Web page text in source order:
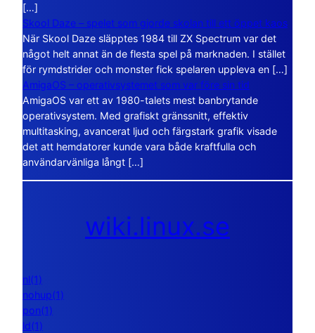
[…]
Skool Daze – spelet som gjorde skolan till ett öppet kaos
När Skool Daze släpptes 1984 till ZX Spectrum var det
något helt annat än de flesta spel på marknaden. I stället
för rymdstrider och monster fick spelaren uppleva en […]
AmigaOS – operativsystemet som var före sin tid
AmigaOS var ett av 1980-talets mest banbrytande
operativsystem. Med grafiskt gränssnitt, effektiv
multitasking, avancerat ljud och färgstark grafik visade
det att hemdatorer kunde vara både kraftfulla och
användarvänliga långt […]
wiki.linux.se
nl(1)
nohup(1)
pon(1)
ld(1)